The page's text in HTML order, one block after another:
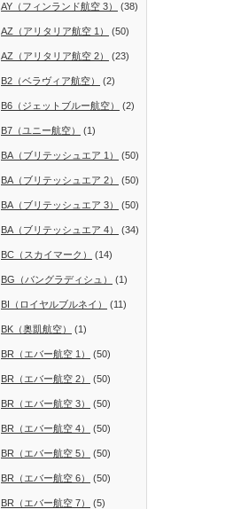
AY（フィンランド航空 3） (38)
AZ（アリタリア航空 1） (50)
AZ（アリタリア航空 2） (23)
B2（ベラヴィア航空） (2)
B6（ジェットブルー航空） (2)
B7（ユニー航空） (1)
BA（ブリテッシュエア 1） (50)
BA（ブリテッシュエア 2） (50)
BA（ブリテッシュエア 3） (50)
BA（ブリテッシュエア 4） (34)
BC（スカイマーク） (14)
BG（バングラディシュ） (1)
BI（ロイヤルブルネイ） (11)
BK（奥凱航空） (1)
BR（エバー航空 1） (50)
BR（エバー航空 2） (50)
BR（エバー航空 3） (50)
BR（エバー航空 4） (50)
BR（エバー航空 5） (50)
BR（エバー航空 6） (50)
BR（エバー航空 7） (5)